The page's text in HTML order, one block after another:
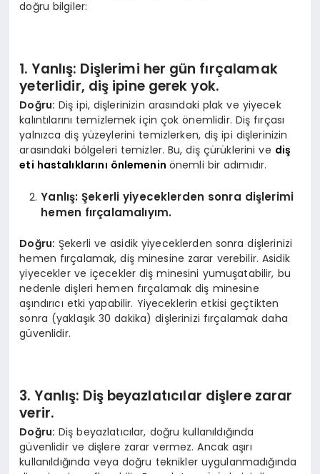
doğru bilgiler:
1. Yanlış: Dişlerimi her gün fırçalamak
yeterlidir, diş ipine gerek yok.
Doğru: Diş ipi, dişlerinizin arasındaki plak ve yiyecek
kalıntılarını temizlemek için çok önemlidir. Diş fırçası
yalnızca diş yüzeylerini temizlerken, diş ipi dişlerinizin
arasındaki bölgeleri temizler. Bu, diş çürüklerini ve diş
eti hastalıklarını önlemenin önemli bir adımıdır.
Yanlış: Şekerli yiyeceklerden sonra dişlerimi
hemen fırçalamalıyım.
Doğru: Şekerli ve asidik yiyeceklerden sonra dişlerinizi
hemen fırçalamak, diş minesine zarar verebilir. Asidik
yiyecekler ve içecekler diş minesini yumuşatabilir, bu
nedenle dişleri hemen fırçalamak diş minesine
aşındırıcı etki yapabilir. Yiyeceklerin etkisi geçtikten
sonra (yaklaşık 30 dakika) dişlerinizi fırçalamak daha
güvenlidir.
3. Yanlış: Diş beyazlatıcılar dişlere zarar
verir.
Doğru: Diş beyazlatıcılar, doğru kullanıldığında
güvenlidir ve dişlere zarar vermez. Ancak aşırı
kullanıldığında veya doğru teknikler uygulanmadığında